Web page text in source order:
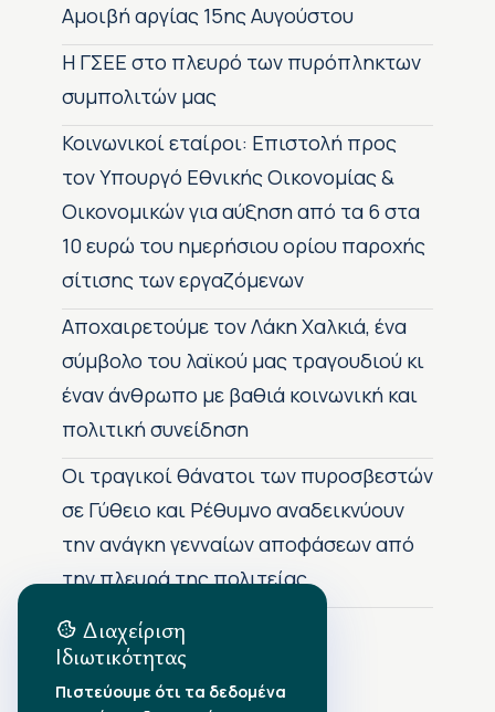
Αμοιβή αργίας 15ης Αυγούστου
H ΓΣΕΕ στο πλευρό των πυρόπληκτων
συμπολιτών μας
Κοινωνικοί εταίροι: Επιστολή προς
τον Υπουργό Εθνικής Οικονομίας &
Οικονομικών για αύξηση από τα 6 στα
10 ευρώ του ημερήσιου ορίου παροχής
σίτισης των εργαζόμενων
Αποχαιρετούμε τον Λάκη Χαλκιά, ένα
σύμβολο του λαϊκού μας τραγουδιού κι
έναν άνθρωπο με βαθιά κοινωνική και
πολιτική συνείδηση
Οι τραγικοί θάνατοι των πυροσβεστών
σε Γύθειο και Ρέθυμνο αναδεικνύουν
την ανάγκη γενναίων αποφάσεων από
την πλευρά της πολιτείας
Αρχείο Δημοσιεύσεων
Διαχείριση
Ιδιωτικότητας
Πιστεύουμε ότι τα δεδομένα